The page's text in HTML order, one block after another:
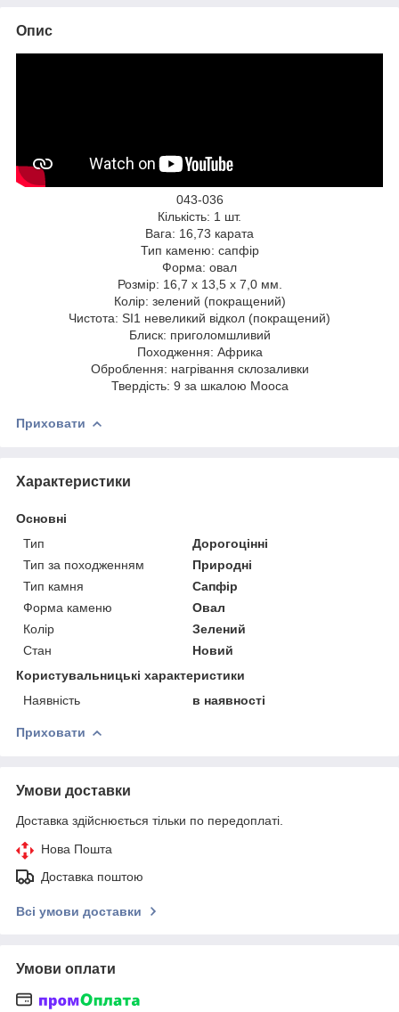
Опис
043-036
Кількість: 1 шт.
Вага: 16,73 карата
Тип каменю: сапфір
Форма: овал
Розмір: 16,7 x 13,5 x 7,0 мм.
Колір: зелений (покращений)
Чистота: SI1 невеликий відкол (покращений)
Блиск: приголомшливий
Походження: Африка
Оброблення: нагрівання склозаливки
Твердість: 9 за шкалою Мооса
Приховати
Характеристики
Основні
Тип
Дорогоцінні
Тип за походженням
Природні
Тип камня
Сапфір
Форма каменю
Овал
Колір
Зелений
Стан
Новий
Користувальницькі характеристики
Наявність
в наявності
Приховати
Умови доставки
Доставка здійснюється тільки по передоплаті.
Нова Пошта
Доставка поштою
Всі умови доставки
Умови оплати